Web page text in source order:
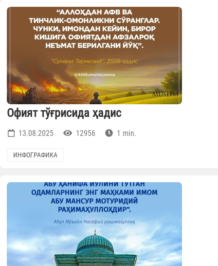
Офият тўғрисида ҳадис
13.08.2025 12956 1 min.
ИНФОГРАФИКА